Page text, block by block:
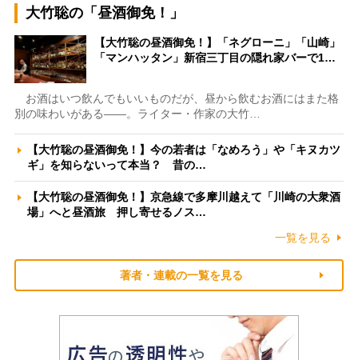
大竹聡の「昼酒御免！」
【大竹聡の昼酒御免！】「ネグローニ」「山崎」
「マンハッタン」新宿三丁目の隠れ家バーで1…
お酒はいつ飲んでもいいものだが、昼から飲むお酒にはまた格
別の味わいがある――。ライター・作家の大竹…
【大竹聡の昼酒御免！】今の若者は「なめろう」や「キヌカツ
ギ」を知らないって本当？ 昔の…
【大竹聡の昼酒御免！】京急線で多摩川越えて「川崎の大衆酒
場」へと昼酒旅 押し寄せるノス…
一覧を見る
著者・連載の一覧を見る